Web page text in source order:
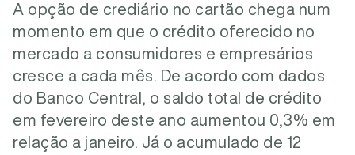
A opção de crediário no cartão chega num
momento em que o crédito oferecido no
mercado a consumidores e empresários
cresce a cada mês. De acordo com dados
do Banco Central, o saldo total de crédito
em fevereiro deste ano aumentou 0,3% em
relação a janeiro. Já o acumulado de 12